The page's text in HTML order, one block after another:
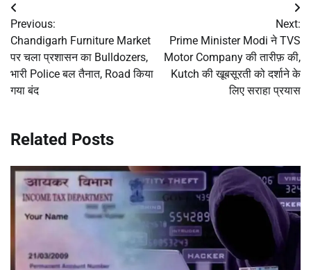
Post
navigation
Previous:
Chandigarh Furniture Market
पर चला प्रशासन का Bulldozers,
भारी Police बल तैनात, Road किया
गया बंद
Next:
Prime Minister Modi ने TVS
Motor Company की तारीफ़ की,
Kutch की खूबसूरती को दर्शाने के
लिए सराहा प्रयास
Related Posts